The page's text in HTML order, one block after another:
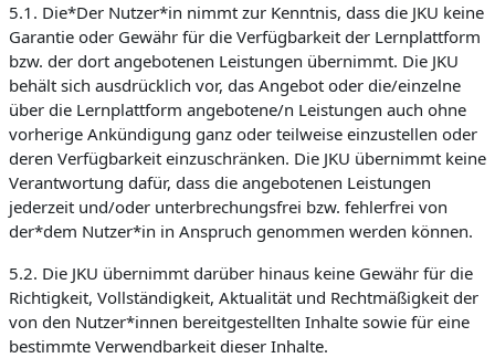
5.1. Die*Der Nutzer*in nimmt zur Kenntnis, dass die JKU keine
Garantie oder Gewähr für die Verfügbarkeit der Lernplattform
bzw. der dort angebotenen Leistungen übernimmt. Die JKU
behält sich ausdrücklich vor, das Angebot oder die/einzelne
über die Lernplattform angebotene/n Leistungen auch ohne
vorherige Ankündigung ganz oder teilweise einzustellen oder
deren Verfügbarkeit einzuschränken. Die JKU übernimmt keine
Verantwortung dafür, dass die angebotenen Leistungen
jederzeit und/oder unterbrechungsfrei bzw. fehlerfrei von
der*dem Nutzer*in in Anspruch genommen werden können.
5.2. Die JKU übernimmt darüber hinaus keine Gewähr für die
Richtigkeit, Vollständigkeit, Aktualität und Rechtmäßigkeit der
von den Nutzer*innen bereitgestellten Inhalte sowie für eine
bestimmte Verwendbarkeit dieser Inhalte.